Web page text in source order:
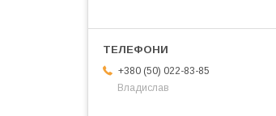
+380 (50) 022-83-85
Владислав